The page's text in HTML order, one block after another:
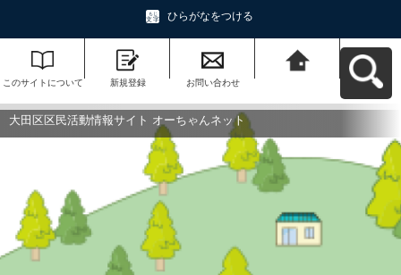
ひらがなをつける
このサイトについて 新規登録 お問い合わせ
ットへ戻る
大田区区民活動情報サイト オーちゃんネット